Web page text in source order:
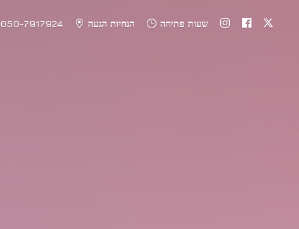
050-7917924 הנחיות הגעה שעות פתיחה